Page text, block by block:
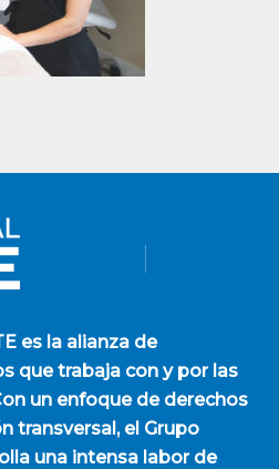
es la alianza de
que trabaja con y por las
un enfoque de derechos
transversal, el Grupo
una intensa labor de